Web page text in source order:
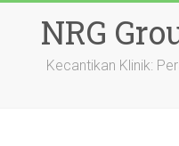
contentNRG
Kecantikan Klinik: